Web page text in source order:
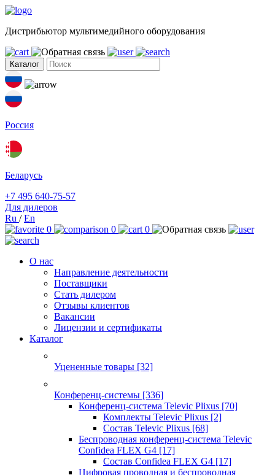
Дистрибьютор мультимедийного оборудования
Каталог
Россия
Беларусь
+7 495 640-75-57
Для дилеров
Ru /En
0
0 0
О нас
Направление деятельности
Поставщики
Стать дилером
Отзывы клиентов
Вакансии
Лицензии и сертификаты
Каталог
Уцененные товары [32]
Конференц-системы [336]
Конференц-система Televic Plixus [70]
Комплекты Televic Plixus [2]
Состав Televic Plixus [68]
Беспроводная конференц-система Televic
Confidea FLEX G4 [17]
Состав Confidea FLEX G4 [17]
Цифровая проводная и беспроводная